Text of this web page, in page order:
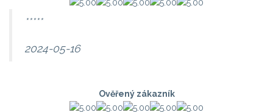
*****
2024-05-16
Ověřený zákazník